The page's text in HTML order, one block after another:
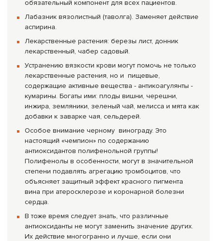
обязательный компонент для всех пациентов.
Лабазник вязолистный (таволга). Заменяет действие
аспирина.
Лекарственные растения: березы лист, донник
лекарственный, чабер садовый.
Устранению вяз­кости крови могут помочь не только
лекарственные растения, но и пищевые,
содержащие активные вещества - антикоагулянты -
кумарины. Богаты ими: плоды вишни, черешни,
инжира, земляники, зеленый чай, мелисса и мята как
добавки к заварке чая, сельдерей.
Особое внимание черному винограду. Это
настоящий «чемпион» по содержанию
антиоксидантов полифенольной группы!
Полифенолы в особенности, могут в значительной
степени подавлять агрегацию тромбоцитов, что
объясняет защитный эффект красного пигмента
вина при атеросклерозе и коронарной болезни
сердца.
В тоже время следует знать, что различные
антиоксиданты не могут заменить значение других.
Их действие многогранно и лучше, если они